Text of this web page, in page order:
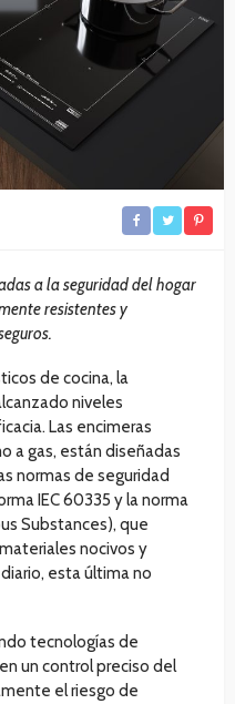
a la seguridad del hogar
resistentes y
de cocina, la
niveles
Las encimeras
a gas, están diseñadas
normas de seguridad
IEC 60335 y la norma
Substances), que
nocivos y
esta última no
tecnologías de
un control preciso del
el riesgo de